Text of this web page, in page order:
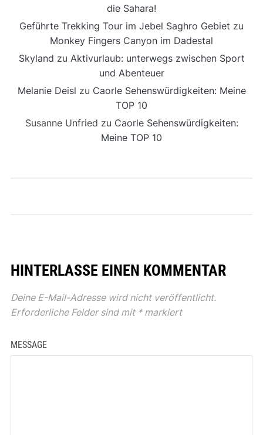
die Sahara!
Geführte Trekking Tour im Jebel Saghro Gebiet zu
Monkey Fingers Canyon im Dadestal
Skyland zu Aktivurlaub: unterwegs zwischen Sport
und Abenteuer
Melanie Deisl zu Caorle Sehenswürdigkeiten: Meine
TOP 10
Susanne Unfried zu Caorle Sehenswürdigkeiten:
Meine TOP 10
HINTERLASSE EINEN KOMMENTAR
Deine E-Mail-Adresse wird nicht veröffentlicht.
Erforderliche Felder sind mit *markiert
MESSAGE